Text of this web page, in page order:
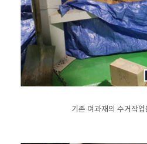
기존 여과재의 수거작